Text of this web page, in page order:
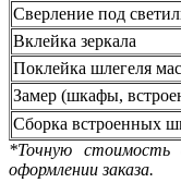
Сверление под
Вклейка зеркала
Поклейка шлегеля
Замер (шкафы,
Сборка встроенных
*Точную стоимость
оформлении заказа.